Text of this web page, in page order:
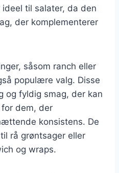
til salater, da den
der komplementerer
såsom ranch eller
populære valg. Disse
og fyldig smag, der kan
dem, der
konsistens. De
rå grøntsager eller
og wraps.